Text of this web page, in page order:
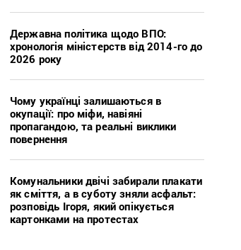
Державна політика щодо ВПО:
хронологія міністерств від 2014-го до
2026 року
Чому українці залишаються в
окупації: про міфи, навіяні
пропагандою, та реальні виклики
повернення
Комунальники двічі забирали плакати
як сміття, а в суботу зняли асфальт:
розповідь Ігоря, який опікується
картонками на протестах